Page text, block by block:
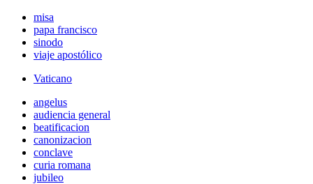
misa
papa francisco
sinodo
viaje apostólico
Vaticano
angelus
audiencia general
beatificacion
canonizacion
conclave
curia romana
jubileo